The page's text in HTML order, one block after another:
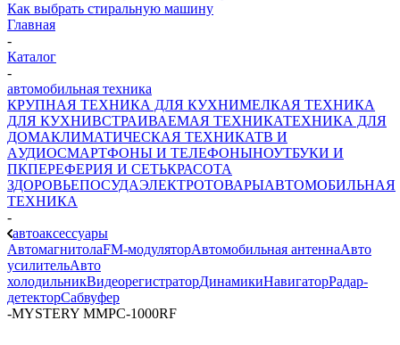
Как выбрать стиральную машину
Главная
-
Каталог
-
автомобильная техника
КРУПНАЯ ТЕХНИКА ДЛЯ КУХНИМЕЛКАЯ ТЕХНИКА
ДЛЯ КУХНИВСТРАИВАЕМАЯ ТЕХНИКАТЕХНИКА ДЛЯ
ДОМАКЛИМАТИЧЕСКАЯ ТЕХНИКАТВ И
AУДИОСМАРТФОНЫ И ТЕЛЕФОНЫНОУТБУКИ И
ПКПЕРЕФЕРИЯ И СЕТЬКРАСОТА
ЗДОРОВЬЕПОСУДАЭЛЕКТРОТОВАРЫАВТОМОБИЛЬНАЯ
ТЕХНИКА
-
автоаксессуары
АвтомагнитолаFM-модуляторАвтомобильная антеннаАвто
усилительАвто
холодильникВидеорегистраторДинамикиНавигаторРадар-
детекторСабвуфер
-MYSTERY MMPC-1000RF